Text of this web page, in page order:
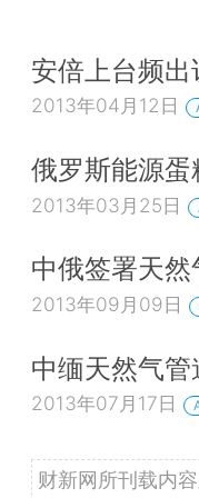
安倍上台频
2013年04月12日
俄罗斯能源
2013年03月25日
中俄签署天
2013年09月09日
中缅天然气
2013年07月17日
财新网所刊载内